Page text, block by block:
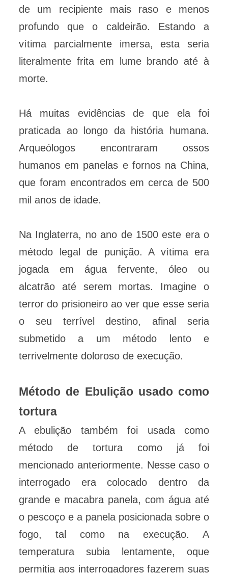
de um recipiente mais raso e menos
profundo que o caldeirão. Estando a
vítima parcialmente imersa, esta seria
literalmente frita em lume brando até à
morte.
Há muitas evidências de que ela foi
praticada ao longo da história humana.
Arqueólogos encontraram ossos
humanos em panelas e fornos na China,
que foram encontrados em cerca de 500
mil anos de idade.
Na Inglaterra, no ano de 1500 este era o
método legal de punição. A vítima era
jogada em água fervente, óleo ou
alcatrão até serem mortas. Imagine o
terror do prisioneiro ao ver que esse seria
o seu terrível destino, afinal seria
submetido a um método lento e
terrivelmente doloroso de execução.
Método de Ebulição usado como
tortura
A ebulição também foi usada como
método de tortura como já foi
mencionado anteriormente. Nesse caso o
interrogado era colocado dentro da
grande e macabra panela, com água até
o pescoço e a panela posicionada sobre o
fogo, tal como na execução. A
temperatura subia lentamente, oque
permitia aos interrogadores fazerem suas